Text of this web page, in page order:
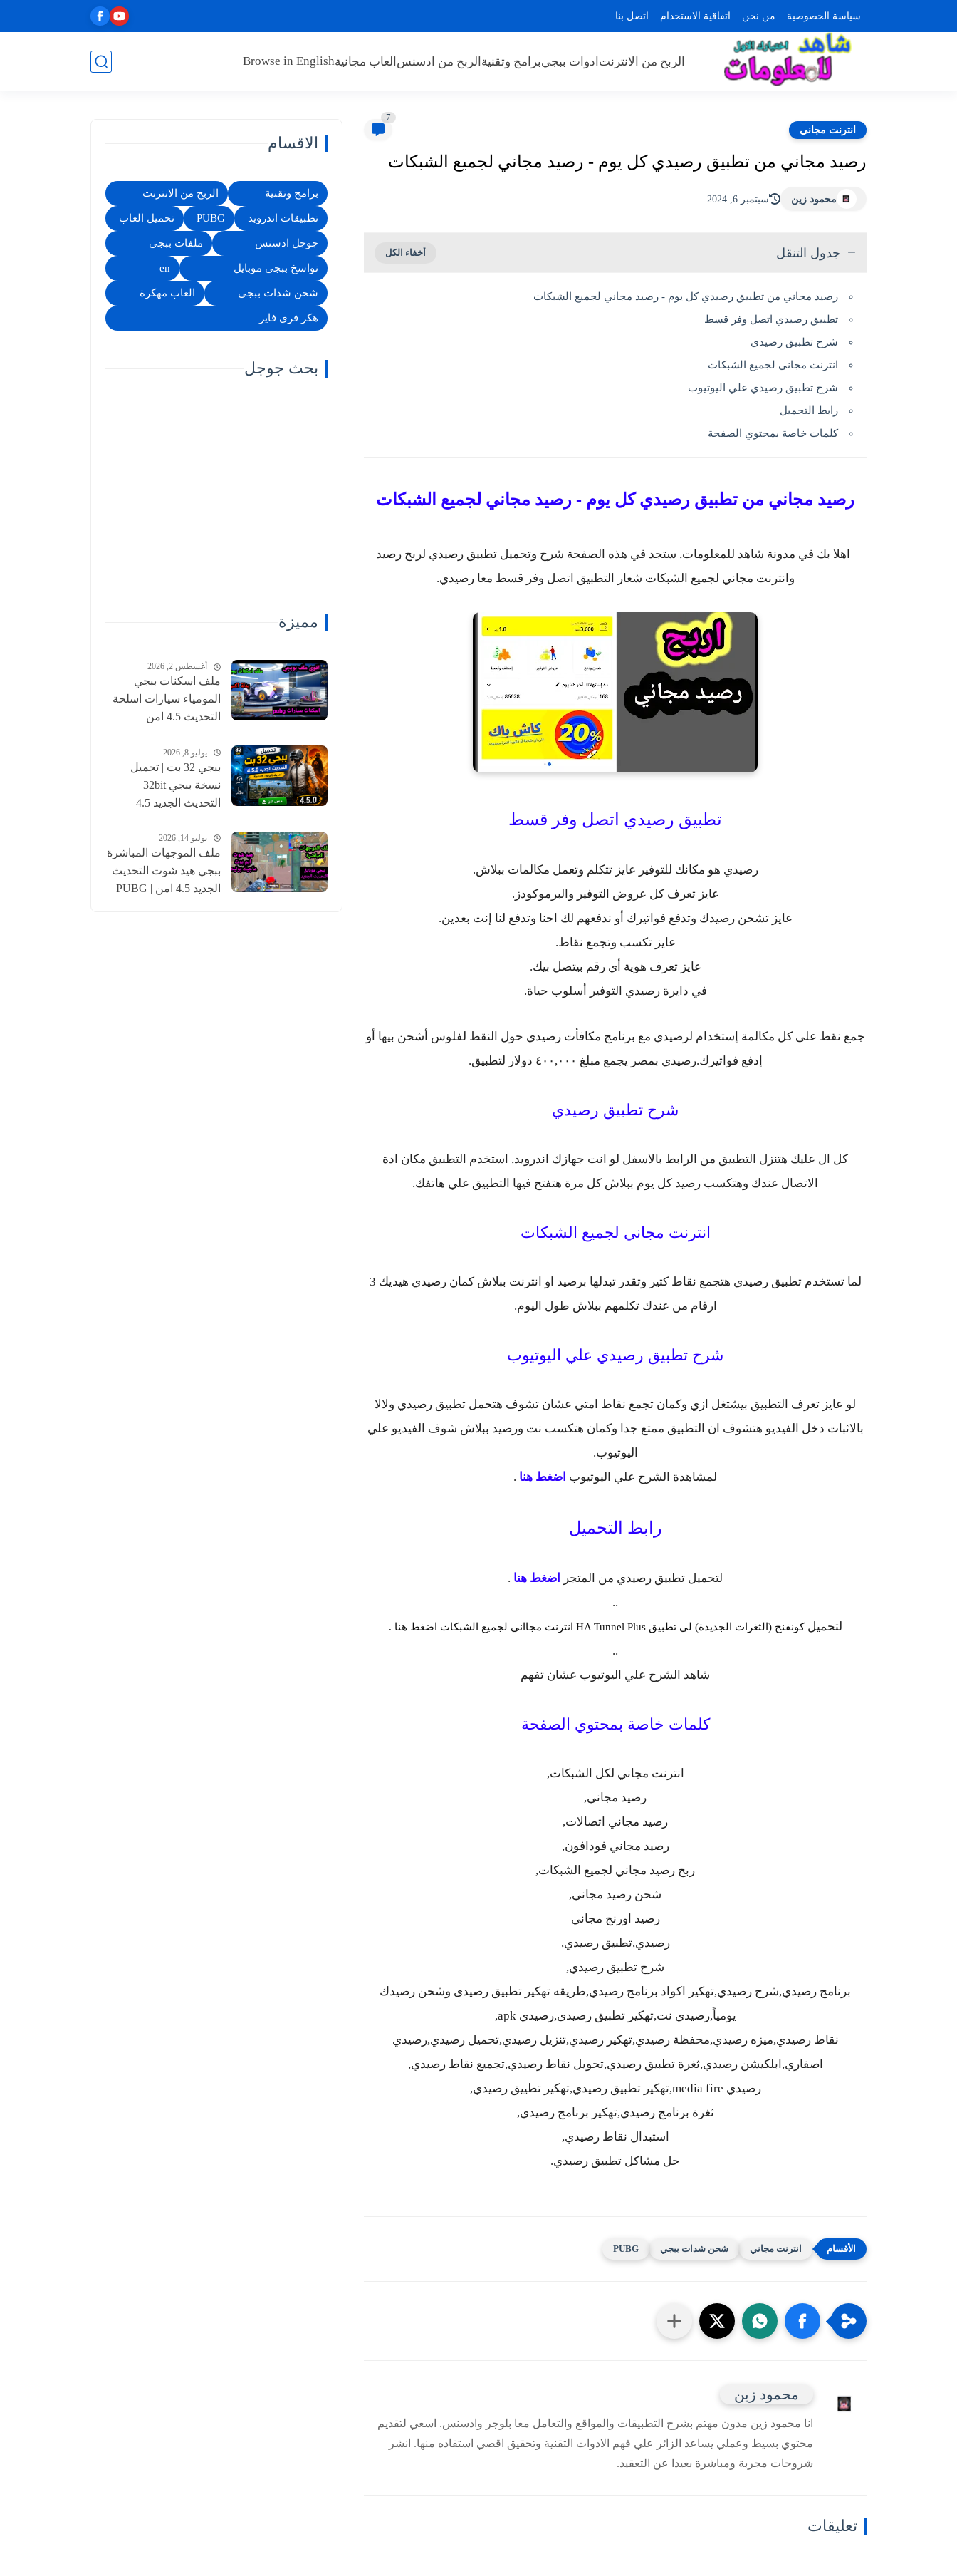
سياسة الخصوصية من نحن اتفاقية الاستخدام اتصل بنا
الربح من الانترنت ادوات ببجيبرامج وتقنية الربح من ادسنس العاب مجانيةBrowse in English
انترنت مجاني
7
رصيد مجاني من تطبيق رصيدي كل يوم - رصيد مجاني لجميع الشبكات
محمود زين سبتمبر 6, 2024
جدول التنقل
رصيد مجاني من تطبيق رصيدي كل يوم - رصيد مجاني لجميع الشبكات
تطبيق رصيدي اتصل وفر قسط
شرح تطبيق رصيدي
انترنت مجاني لجميع الشبكات
شرح تطبيق رصيدي علي اليوتيوب
رابط التحميل
كلمات خاصة بمحتوي الصفحة
رصيد مجاني من تطبيق رصيدي كل يوم - رصيد مجاني لجميع الشبكات
اهلا بك في مدونة شاهد للمعلومات, ستجد في هذه الصفحة شرح وتحميل تطبيق رصيدي لربح رصيد
وانترنت مجاني لجميع الشبكات شعار التطبيق اتصل وفر قسط معا رصيدي.
تطبيق رصيدي اتصل وفر قسط
رصيدي هو مكانك للتوفير عايز تتكلم وتعمل مكالمات ببلاش.
عايز تعرف كل عروض التوفير والبرموكودز.
عايز تشحن رصيدك وتدفع فواتيرك أو ندفعهم لك احنا وتدفع لنا إنت بعدين.
عايز تكسب وتجمع نقاط.
عايز تعرف هوية أي رقم بيتصل بيك.
في دايرة رصيدي التوفير أسلوب حياة.
جمع نقط على كل مكالمة إستخدام لرصيدي مع برنامج مكافأت رصيدي حول النقط لفلوس أشحن بيها أو
إدفع فواتيرك.رصيدي بمصر يجمع مبلغ ٤٠٠,٠٠٠ دولار لتطبيق.
شرح تطبيق رصيدي
كل ال عليك هتنزل التطبيق من الرابط بالاسفل لو انت جهازك اندرويد, استخدم التطبيق مكان ادة
الاتصال عندك وهتكسب رصيد كل يوم ببلاش كل مرة هتفتح فيها التطبيق علي هاتفك.
انترنت مجاني لجميع الشبكات
لما تستخدم تطبيق رصيدي هتجمع نقاط كتير وتقدر تبدلها برصيد او انترنت ببلاش كمان رصيدي هيديك 3
ارقام من عندك تكلمهم ببلاش طول اليوم.
شرح تطبيق رصيدي علي اليوتيوب
لو عايز تعرف التطبيق بيشتغل ازي وكمان تجمع نقاط امتي عشان تشوف هتحمل تطبيق رصيدي ولالا
بالاثبات دخل الفيديو هتشوف ان التطبيق ممتع جدا وكمان هتكسب نت ورصيد ببلاش شوف الفيديو علي
اليوتيوب.
لمشاهدة الشرح علي اليوتيوب اضغط هنا .
رابط التحميل
لتحميل تطبيق رصيدي من المتجر اضغط هنا .
..
لتحميل كونفنج (الثغرات الجديدة) لي تطبيق HA Tunnel Plus انترنت مجااني لجميع الشبكات اضغط هنا .
..
شاهد الشرح علي اليوتيوب عشان تفهم
كلمات خاصة بمحتوي الصفحة
انترنت مجاني لكل الشبكات,
رصيد مجاني,
رصيد مجاني اتصالات,
رصيد مجاني فودافون,
ربح رصيد مجاني لجميع الشبكات,
شحن رصيد مجاني,
رصيد اورنج مجاني
رصيدي,تطبيق رصيدي,
شرح تطبيق رصيدي,
برنامج رصيدي,شرح رصيدي,تهكير اكواد برنامج رصيدي,طريقه تهكير تطبيق رصيدى وشحن رصيدك
يومياً,رصيدي نت,تهكير تطبيق رصيدى,رصيدي apk,
نقاط رصيدي,ميزه رصيدي,محفظة رصيدي,تهكير رصيدي,تنزيل رصيدي,تحميل رصيدي,رصيدي
اصفاري,ابلكيشن رصيدي,ثغرة تطبيق رصيدي,تحويل نقاط رصيدي,تجميع نقاط رصيدي,
رصيدي media fire,تهكير تطبيق رصيدي,تهكير تطييق رصيدي,
ثغرة برنامج رصيدي,تهكير برنامج رصيدي,
استبدال نقاط رصيدي,
حل مشاكل تطبيق رصيدي.
انترنت مجاني شحن شدات ببجي PUBG
محمود زين
انا محمود زين مدون مهتم بشرح التطبيقات والمواقع والتعامل معا بلوجر وادسنس. اسعي لتقديم
محتوي بسيط وعملي يساعد الزائر علي فهم الادوات التقنية وتحقيق اقصي استفاده منها. انشر
شروحات مجربة ومباشرة بعيدا عن التعقيد.
تعليقات
الاقسام
برامج وتقنية الربح من الانترنت
تطبيقات اندرويد PUBG تحميل العاب
جوجل ادسنس ملفات ببجي
نواسخ ببجي موبايل en
شحن شدات ببجي العاب مهكرة
هكر فري فاير
بحث جوجل
مميزة
أغسطس 2, 2026
ملف اسكنات ببجي
المومياء سيارات اسلحة
التحديث 4.5 امن
pubgskins
يوليو 8, 2026
ببجي 32 بت | تحميل
نسخة ببجي 32bit
التحديث الجديد 4.5
يوليو 14, 2026
ملف الموجهات المباشرة
ببجي هيد شوت التحديث
الجديد 4.5 امن | PUBG